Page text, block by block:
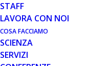
STAFF
LAVORA CON NOI
COSA FACCIAMO
SCIENZA
SERVIZI
1 GIU 2016
NUOVI
TRIAL DI
SANTHERA